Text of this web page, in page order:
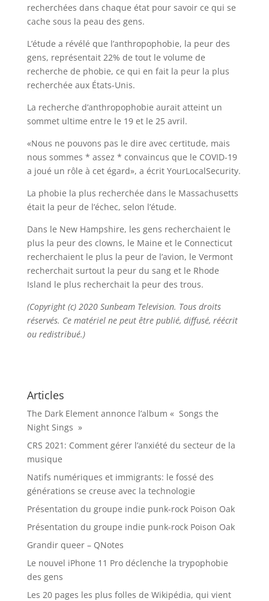
recherchées dans chaque état pour savoir ce qui se
cache sous la peau des gens.
L’étude a révélé que l’anthropophobie, la peur des
gens, représentait 22% de tout le volume de
recherche de phobie, ce qui en fait la peur la plus
recherchée aux États-Unis.
La recherche d’anthropophobie aurait atteint un
sommet ultime entre le 19 et le 25 avril.
«Nous ne pouvons pas le dire avec certitude, mais
nous sommes * assez * convaincus que le COVID-19
a joué un rôle à cet égard», a écrit YourLocalSecurity.
La phobie la plus recherchée dans le Massachusetts
était la peur de l’échec, selon l’étude.
Dans le New Hampshire, les gens recherchaient le
plus la peur des clowns, le Maine et le Connecticut
recherchaient le plus la peur de l’avion, le Vermont
recherchait surtout la peur du sang et le Rhode
Island le plus recherchait la peur des trous.
(Copyright (c) 2020 Sunbeam Television. Tous droits
réservés. Ce matériel ne peut être publié, diffusé, réécrit
ou redistribué.)
Articles
The Dark Element annonce l’album « Songs the
Night Sings »
CRS 2021: Comment gérer l’anxiété du secteur de la
musique
Natifs numériques et immigrants: le fossé des
générations se creuse avec la technologie
Présentation du groupe indie punk-rock Poison Oak
Présentation du groupe indie punk-rock Poison Oak
Grandir queer – QNotes
Le nouvel iPhone 11 Pro déclenche la trypophobie
des gens
Les 20 pages les plus folles de Wikipédia, qui vient